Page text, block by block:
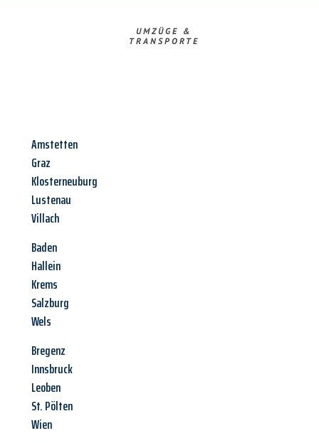
UMZÜGE &
TRANSPORTE
Amstetten
Graz
Klosterneuburg
Lustenau
Villach
Baden
Hallein
Krems
Salzburg
Wels
Bregenz
Innsbruck
Leoben
St. Pölten
Wien